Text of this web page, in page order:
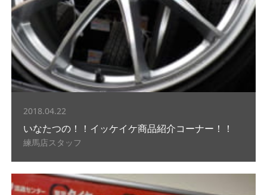
2018.04.22
いなたつの！！イッケイケ商品紹介コーナー！！
練馬店スタッフ